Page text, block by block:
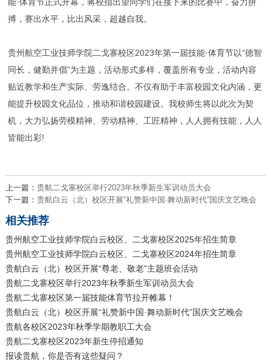
搏，赛出水平，比出风采，超越自我。
贵州航空工业技师学院二戈寨校区2023年第一届技能·体育节以“德智
同长，健勤并倡”为主题，活动形式多样，覆盖所有专业，活动内容
贴近教学和生产实际、劳逸结合。不仅有助于丰富校园文化内涵，更
能提升校园文化品位，推动和谐校园建设。我校师生将以此次为契
机，大力弘扬劳模精神、劳动精神、工匠精神，人人拥有技能，人人
皆能出彩!
上一篇： 贵航二戈寨校区举行2023年秋季新生军训动员大会
下一篇： 贵航白云（北）校区开展“礼赞新中国·舞动新时代”国庆文艺晚会
相关推荐
贵州航空工业技师学院白云校区、二戈寨校区2025年招生简章
贵州航空工业技师学院白云校区、二戈寨校区2024年招生简章
贵航白云（北）校区开展“尊老、敬老”主题班会活动
贵航二戈寨校区举行2023年秋季新生军训动员大会
贵航二戈寨校区第一届技能体育节拉开帷幕！
贵航白云（北）校区开展“礼赞新中国·舞动新时代”国庆文艺晚会
贵航各校区2023年秋季学期教职工大会
贵航二戈寨校区2023年新生停招通知
报读贵航，你是否有这些疑问？